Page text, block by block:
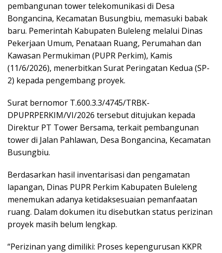
pembangunan tower telekomunikasi di Desa
Bongancina, Kecamatan Busungbiu, memasuki babak
baru. Pemerintah Kabupaten Buleleng melalui Dinas
Pekerjaan Umum, Penataan Ruang, Perumahan dan
Kawasan Permukiman (PUPR Perkim), Kamis
(11/6/2026), menerbitkan Surat Peringatan Kedua (SP-
2) kepada pengembang proyek.
Surat bernomor T.600.3.3/4745/TRBK-
DPUPRPERKIM/VI/2026 tersebut ditujukan kepada
Direktur PT Tower Bersama, terkait pembangunan
tower di Jalan Pahlawan, Desa Bongancina, Kecamatan
Busungbiu.
Berdasarkan hasil inventarisasi dan pengamatan
lapangan, Dinas PUPR Perkim Kabupaten Buleleng
menemukan adanya ketidaksesuaian pemanfaatan
ruang. Dalam dokumen itu disebutkan status perizinan
proyek masih belum lengkap.
“Perizinan yang dimiliki: Proses kepengurusan KKPR